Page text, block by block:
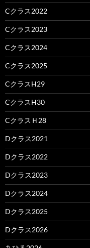
Cクラス2022
Cクラス2023
Cクラス2024
Cクラス2025
CクラスH29
CクラスH30
CクラスＨ28
Dクラス2021
Dクラス2022
Dクラス2023
Dクラス2024
Dクラス2025
Dクラス2026